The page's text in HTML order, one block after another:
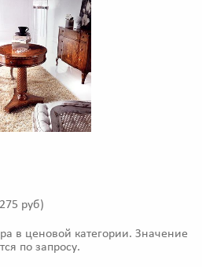
руб)
в ценовой категории. Значение
по запросу.